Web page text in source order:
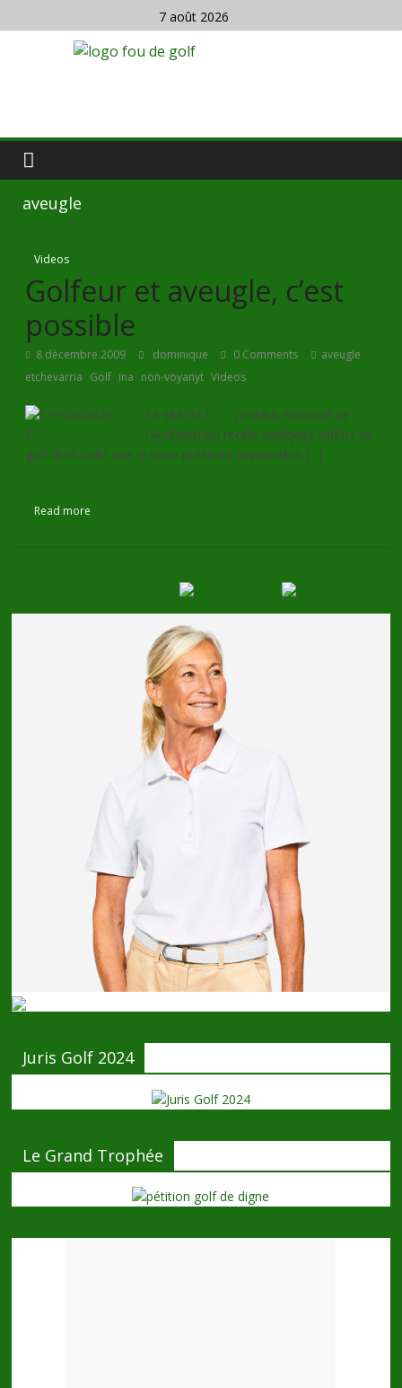
7 août 2026
aveugle
Videos
Golfeur et aveugle, c’est
possible
8 décembre 2009 dominique 0 Comments aveugle,
etchevarria, Golf, ina, non-voyanyt,Videos
Le site de l’
(Institut National de
l’Audiovisuel) recèle quelques vidéos de
golf dont celle que je vous présente aujourd&rs [...]
Read more
Juris Golf 2024
Le Grand Trophée